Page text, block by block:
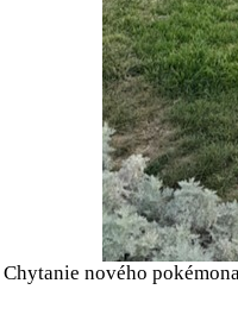
Chytanie nového